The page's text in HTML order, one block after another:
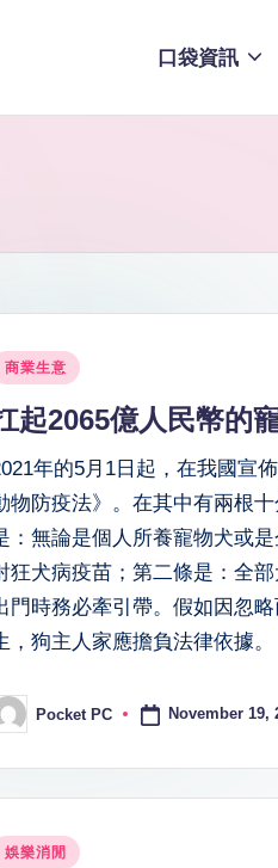
口袋資訊
商業生意
起2065億人民幣的
年的5月1日起，在我國宣
物防疫法》。在其中有兩根
：無論是個人所養寵物犬或
狂犬病疫苗；第二條是：全
門時務必牽引帶。假如因忽
，狗主人家應擔負法律依據。
Pocket PC November 19,
娛樂消閒